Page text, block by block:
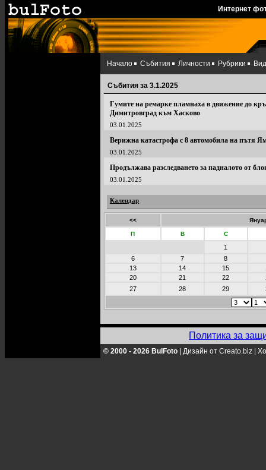
Интернет
Начало Събития Личности Рубрики
Събития за 3.1.2025
Гумите на ремарке пламнаха в движение до
Димитровград към Хасково
03.01.2025
Верижна катастрофа с 8 автомобила на пътя
03.01.2025
Продължава разследването за падналото от
03.01.2025
Календар
<<
П В С
1
6
7
8
13
14 15
20
21 22
27
28 29
Политика за
© 2000 - 2026 BulFoto Дизайн от Creato.biz